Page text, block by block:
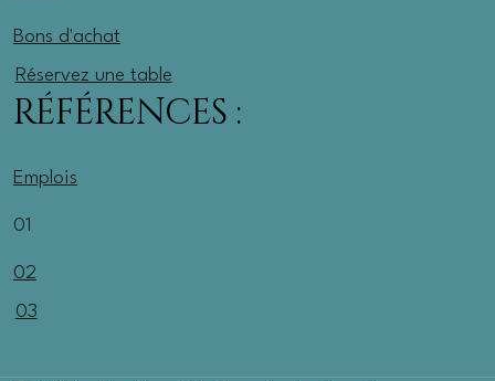
Bons d'achat
Réservez une table
RÉFÉRENCES :
Emplois
01
02
03